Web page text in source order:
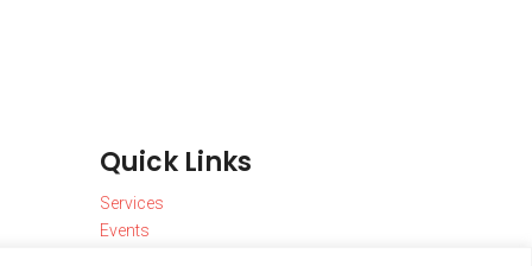
Quick Links
Services
Events